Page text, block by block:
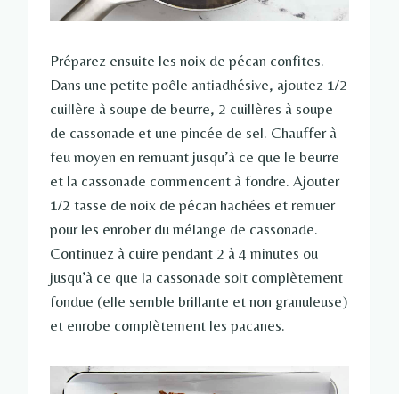
Préparez ensuite les noix de pécan confites.
Dans une petite poêle antiadhésive, ajoutez 1/2
cuillère à soupe de beurre, 2 cuillères à soupe
de cassonade et une pincée de sel. Chauffer à
feu moyen en remuant jusqu’à ce que le beurre
et la cassonade commencent à fondre. Ajouter
1/2 tasse de noix de pécan hachées et remuer
pour les enrober du mélange de cassonade.
Continuez à cuire pendant 2 à 4 minutes ou
jusqu’à ce que la cassonade soit complètement
fondue (elle semble brillante et non granuleuse)
et enrobe complètement les pacanes.